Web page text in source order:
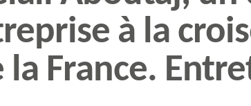
à la
la France.